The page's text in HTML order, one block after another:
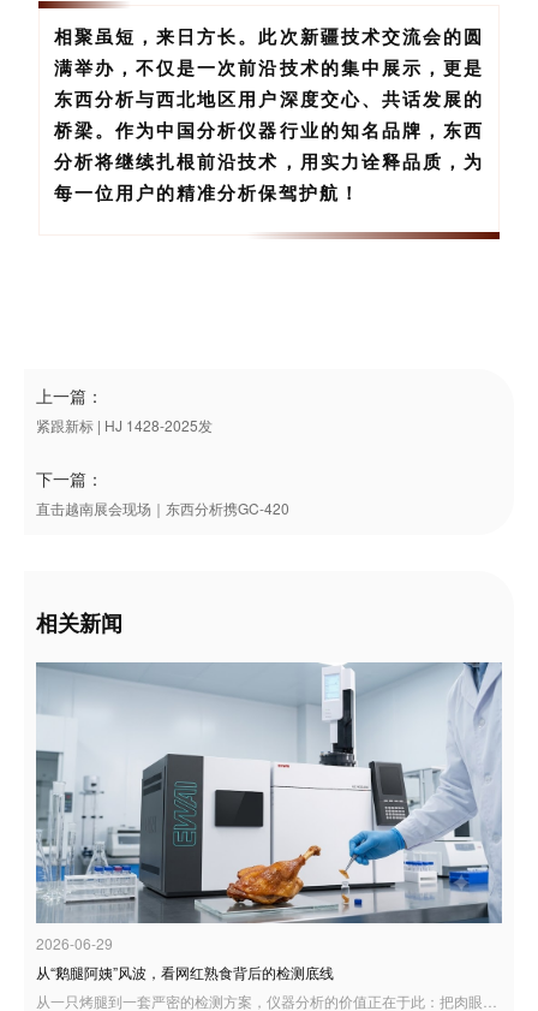
相聚虽短，来日方长。此次新疆技术交流会的圆
满举办，不仅是一次前沿技术的集中展示，更是
东西分析与西北地区用户深度交心、共话发展的
桥梁。作为中国分析仪器行业的知名品牌，东西
分析将继续扎根前沿技术，用实力诠释品质，为
每一位用户的精准分析保驾护航！
上一篇：
紧跟新标 | HJ 1428-2025发
下一篇：
直击越南展会现场｜东西分析携GC-420
相关新闻
2026-06-29
从“鹅腿阿姨”风波，看网红熟食背后的检测底线